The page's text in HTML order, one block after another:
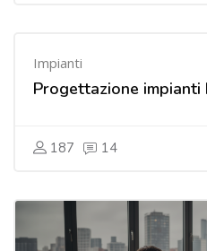
Impianti
Progettazione impianti
187 14